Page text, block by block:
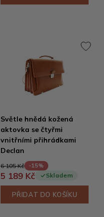
Světle hnědá kožená
aktovka se čtyřmi
vnitřními přihrádkami
Declan
6 105 Kč -15%
5 189 Kč Skladem
PŘIDAT DO KOŠÍKU